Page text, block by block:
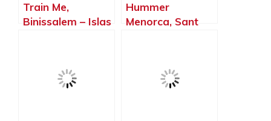
Train Me,
Binissalem – Islas
Hummer
Menorca, Sant